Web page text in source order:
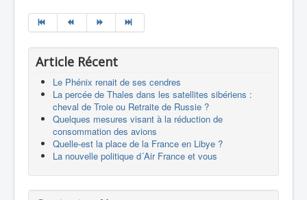
Article Récent
Le Phénix renait de ses cendres
La percée de Thales dans les satellites sibériens :
cheval de Troie ou Retraite de Russie ?
Quelques mesures visant à la réduction de
consommation des avions
Quelle-est la place de la France en Libye ?
La nouvelle politique d´Air France et vous